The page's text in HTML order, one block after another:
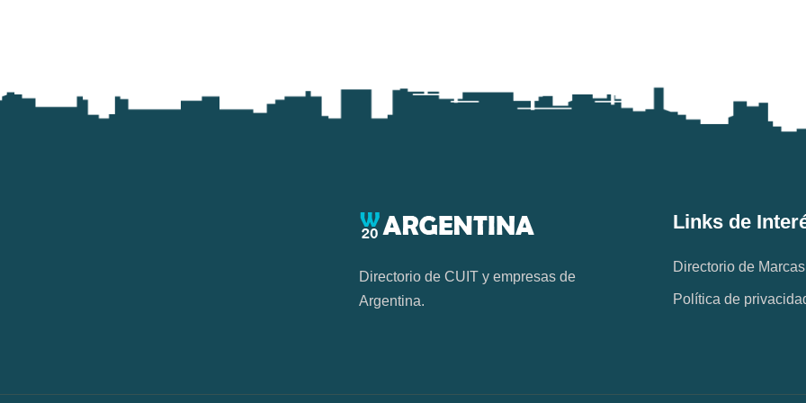
Directorio de CUIT y empresas de
Argentina.
Links de
Directorio de Marcas
Política de